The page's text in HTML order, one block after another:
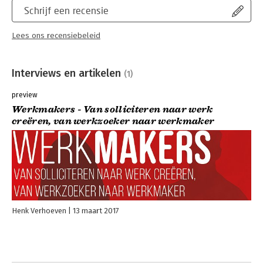
Schrijf een recensie
Lees ons recensiebeleid
Interviews en artikelen (1)
preview
Werkmakers - Van solliciteren naar werk
creëren, van werkzoeker naar werkmaker
Henk Verhoeven 13 maart 2017